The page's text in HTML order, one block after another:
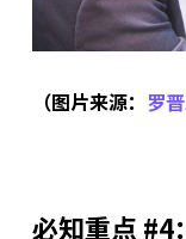
（图片来源： 罗
必知重点 #4